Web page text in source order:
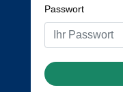
Passwort